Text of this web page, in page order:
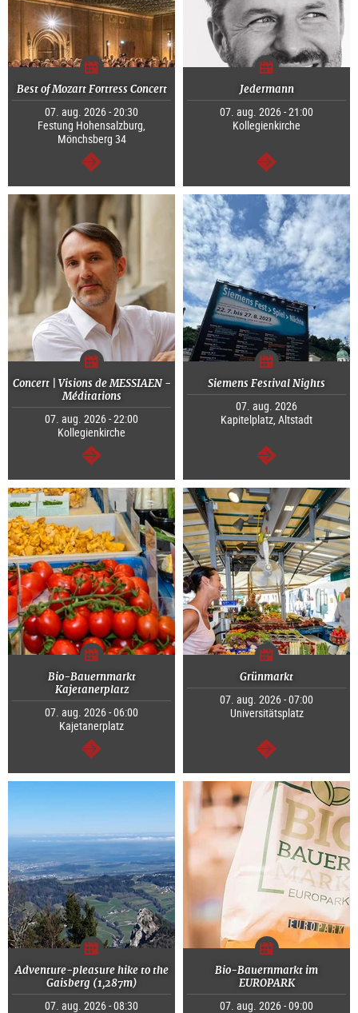
Best of Mozart Fortress Concert
07. aug. 2026 - 20:30
Festung Hohensalzburg,
Mönchsberg 34
Tovább
Jedermann
07. aug. 2026 - 21:00
Kollegienkirche
Tovább
Concert | Visions de MESSIAEN -
Méditations
07. aug. 2026 - 22:00
Kollegienkirche
Tovább
Siemens Festival Nights
07. aug. 2026
Kapitelplatz, Altstadt
Tovább
Bio-Bauernmarkt
Kajetanerplatz
07. aug. 2026 - 06:00
Kajetanerplatz
Tovább
Grünmarkt
07. aug. 2026 - 07:00
Universitätsplatz
Tovább
Adventure-pleasure hike to the
Gaisberg (1,287m)
07. aug. 2026 - 08:30
Bio-Bauernmarkt im
EUROPARK
07. aug. 2026 - 09:00